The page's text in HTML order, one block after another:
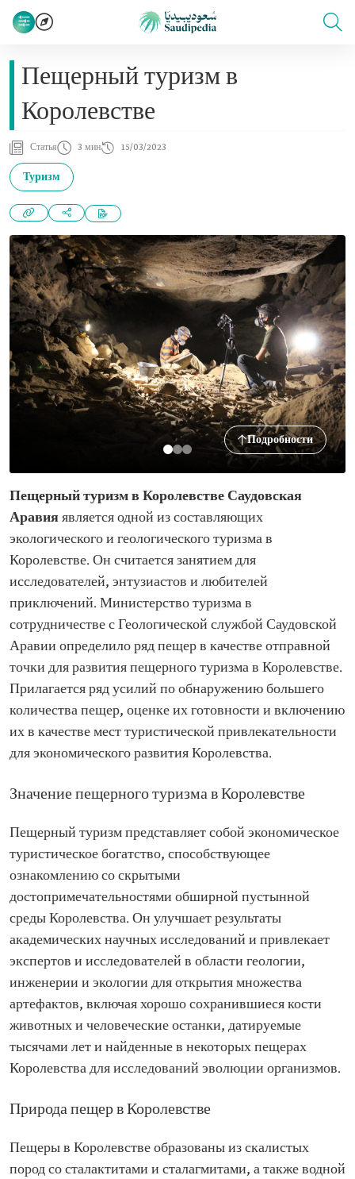
Пещерный туризм в
Королевстве
Статья 3 мин 15/03/2023
Туризм
Подробности
Пещерный туризм в Королевстве Саудовская
Аравияявляется одной из составляющих
экологического и геологического туризма в
Королевстве. Он считается занятием для
исследователей, энтузиастов и любителей
приключений. Министерство туризма в
сотрудничестве с Геологической службой Саудовской
Аравии определило ряд пещер в качестве отправной
точки для развития пещерного туризма в Королевстве.
Прилагается ряд усилий по обнаружению большего
количества пещер, оценке их готовности и включению
их в качестве мест туристической привлекательности
для экономического развития Королевства.
Значение пещерного туризма в Королевстве
Пещерный туризм представляет собой экономическое
туристическое богатство, способствующее
ознакомлению со скрытыми
достопримечательностями обширной пустынной
среды Королевства. Он улучшает результаты
академических научных исследований и привлекает
экспертов и исследователей в области геологии,
инженерии и экологии для открытия множества
артефактов, включая хорошо сохранившиеся кости
животных и человеческие останки, датируемые
тысячами лет и найденные в некоторых пещерах
Королевства для исследований эволюции организмов.
Природа пещер в Королевстве
Пещеры в Королевстве образованы из скалистых
пород со сталактитами и сталагмитами, а также водной